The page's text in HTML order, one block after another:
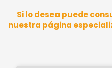
Si lo desea puede
nuestra página